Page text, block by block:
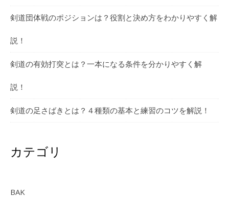
剣道団体戦のポジションは？役割と決め方をわかりやすく解
説！
剣道の有効打突とは？一本になる条件を分かりやすく解
説！
剣道の足さばきとは？４種類の基本と練習のコツを解説！
カテゴリ
BAK